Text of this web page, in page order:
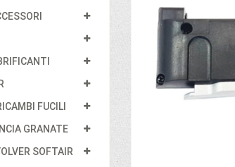
FUCILI
GRANATE
SOFTAIR